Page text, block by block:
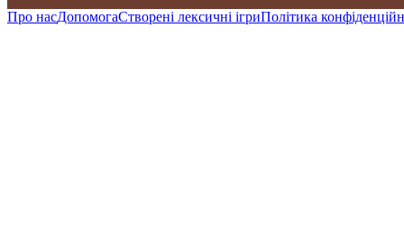
Про насДопомогаСтворені лексичні ігриПолітика